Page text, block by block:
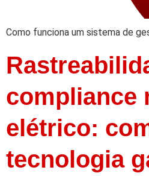
Como funciona um sistema de
compliance
elétrico:
tecnologia